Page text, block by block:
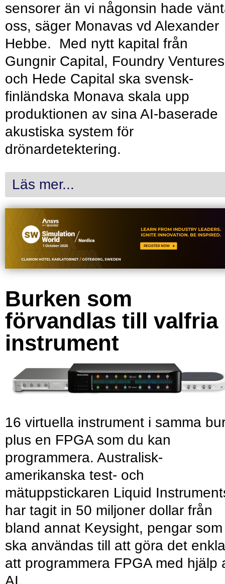
sensorer än vi någonsin hade
oss, säger Monavas vd Alexander
Hebbe. Med nytt kapital från
Gungnir Capital, Foundry Ventures
och Hede Capital ska svensk-
finländska Monava skala upp
produktionen av sina AI-baserade
akustiska system för
drönardetektering.
Läs mer...
Burken som
förvandlas till valfria
instrument
16 virtuella instrument i samma
plus en FPGA som du kan
programmera. Australisk-
amerikanska test- och
mätuppstickaren Liquid
har tagit in 50 miljoner dollar från
bland annat Keysight, pengar som
ska användas till att göra det
att programmera FPGA med hjälp